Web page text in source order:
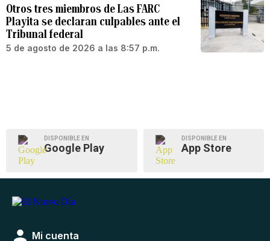
Otros tres miembros de Las FARC
Playita se declaran culpables ante el
Tribunal federal
5 de agosto de 2026 a las 8:57 p.m.
DISPONIBLE EN
Google Play
DISPONIBLE EN
App Store
Mi cuenta